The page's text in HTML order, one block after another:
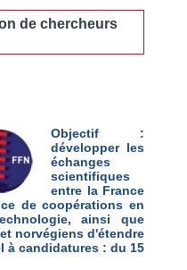
de chercheurs
Objectif :
développer les
échanges
scientifiques
entre la France
de coopérations en
ainsi que
norvégiens d'étendre
à candidatures : du 15